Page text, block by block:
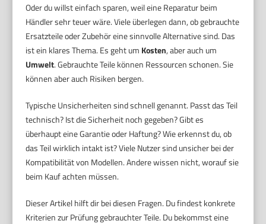
Oder du willst einfach sparen, weil eine Reparatur beim
Händler sehr teuer wäre. Viele überlegen dann, ob gebrauchte
Ersatzteile oder Zubehör eine sinnvolle Alternative sind. Das
ist ein klares Thema. Es geht um Kosten, aber auch um
Umwelt. Gebrauchte Teile können Ressourcen schonen. Sie
können aber auch Risiken bergen.
Typische Unsicherheiten sind schnell genannt. Passt das Teil
technisch? Ist die Sicherheit noch gegeben? Gibt es
überhaupt eine Garantie oder Haftung? Wie erkennst du, ob
das Teil wirklich intakt ist? Viele Nutzer sind unsicher bei der
Kompatibilität von Modellen. Andere wissen nicht, worauf sie
beim Kauf achten müssen.
Dieser Artikel hilft dir bei diesen Fragen. Du findest konkrete
Kriterien zur Prüfung gebrauchter Teile. Du bekommst eine